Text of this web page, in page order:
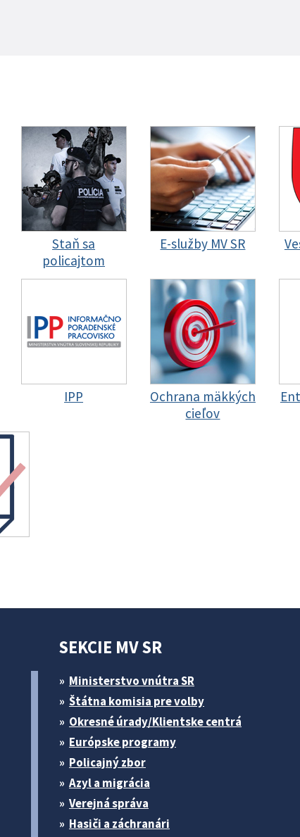
Staň sa
policajtom
E-služby MV SR
IPP
Ochrana mäkkých
cieľov
SEKCIE MV SR
Ministerstvo vnútra SR
Štátna komisia pre volby
Okresné úrady/Klientske centrá
Európske programy
Policajný zbor
Azyl a migrácia
Verejná správa
Hasiči a záchranári